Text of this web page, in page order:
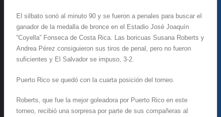
El silbato sonó al minuto 90 y se fueron a penales para buscar el
ganador de la medalla de bronce en el Estadio José Joaquín
“Coyella” Fonseca de Costa Rica. Las boricuas Susana Roberts y
Andrea Pérez consiguieron sus tiros de penal, pero no fueron
suficientes y El Salvador se impuso, 3-2.
Puerto Rico se quedó con la cuarta posición del torneo.
Roberts, que fue la mejor goleadora por Puerto Rico en este
torneo, recibió una sorpresa por parte de sus compañeras al